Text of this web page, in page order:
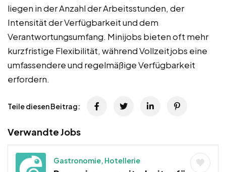
liegen in der Anzahl der Arbeitsstunden, der
Intensität der Verfügbarkeit und dem
Verantwortungsumfang. Minijobs bieten oft mehr
kurzfristige Flexibilität, während Vollzeitjobs eine
umfassendere und regelmäßige Verfügbarkeit
erfordern.
Teile diesen Beitrag:
Verwandte Jobs
Gastronomie, Hotellerie